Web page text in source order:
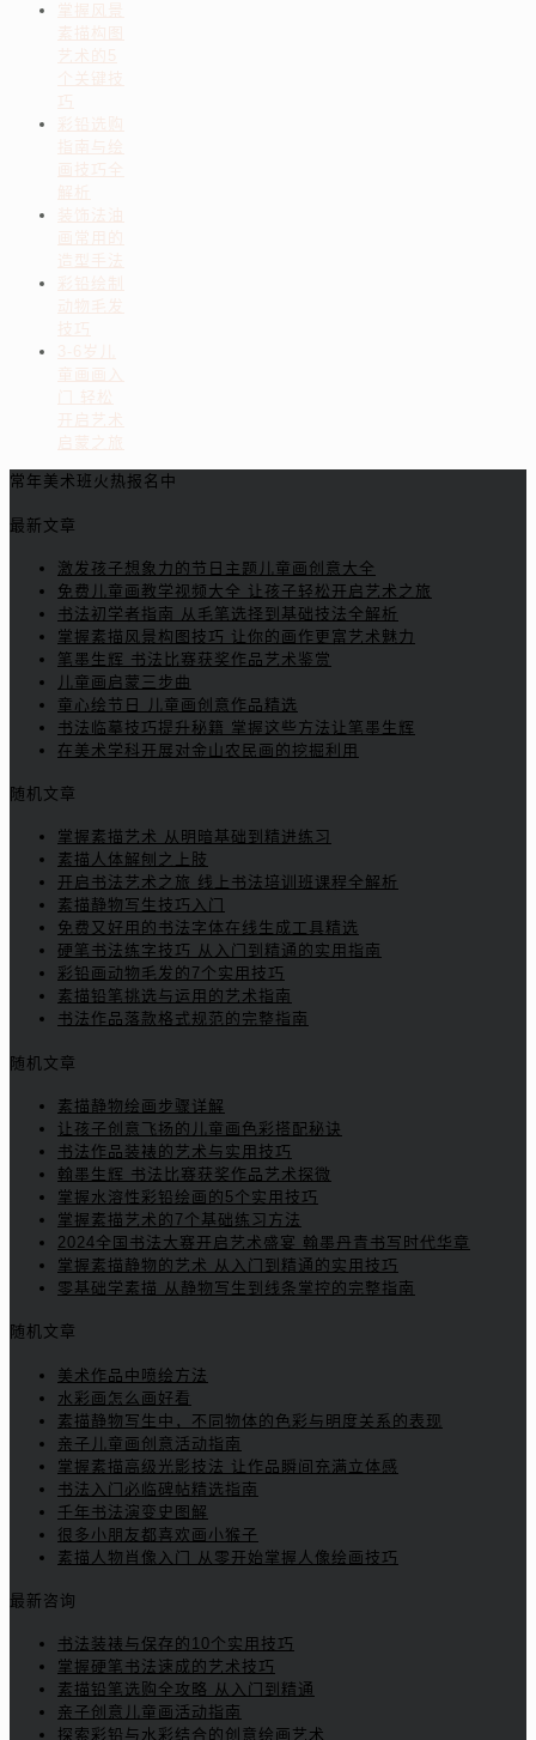
掌握风景
素描构图
艺术的5
个关键技
巧
彩铅选购
指南与绘
画技巧全
解析
装饰法油
画常用的
造型手法
彩铅绘制
动物毛发
技巧
3-6岁儿
童画画入
门 轻松
开启艺术
启蒙之旅
常年美术班火热报名中
最新文章
激发孩子想象力的节日主题儿童画创意大全
免费儿童画教学视频大全 让孩子轻松开启艺术之旅
书法初学者指南 从毛笔选择到基础技法全解析
掌握素描风景构图技巧 让你的画作更富艺术魅力
笔墨生辉 书法比赛获奖作品艺术鉴赏
儿童画启蒙三步曲
童心绘节日 儿童画创意作品精选
书法临摹技巧提升秘籍 掌握这些方法让笔墨生辉
在美术学科开展对金山农民画的挖掘利用
随机文章
掌握素描艺术 从明暗基础到精进练习
素描人体解刨之上肢
开启书法艺术之旅 线上书法培训班课程全解析
素描静物写生技巧入门
免费又好用的书法字体在线生成工具精选
硬笔书法练字技巧 从入门到精通的实用指南
彩铅画动物毛发的7个实用技巧
素描铅笔挑选与运用的艺术指南
书法作品落款格式规范的完整指南
随机文章
素描静物绘画步骤详解
让孩子创意飞扬的儿童画色彩搭配秘诀
书法作品装裱的艺术与实用技巧
翰墨生辉 书法比赛获奖作品艺术探微
掌握水溶性彩铅绘画的5个实用技巧
掌握素描艺术的7个基础练习方法
2024全国书法大赛开启艺术盛宴 翰墨丹青书写时代华章
掌握素描静物的艺术 从入门到精通的实用技巧
零基础学素描 从静物写生到线条掌控的完整指南
随机文章
美术作品中喷绘方法
水彩画怎么画好看
素描静物写生中，不同物体的色彩与明度关系的表现
亲子儿童画创意活动指南
掌握素描高级光影技法 让作品瞬间充满立体感
书法入门必临碑帖精选指南
千年书法演变史图解
很多小朋友都喜欢画小猴子
素描人物肖像入门 从零开始掌握人像绘画技巧
最新咨询
书法装裱与保存的10个实用技巧
掌握硬笔书法速成的艺术技巧
素描铅笔选购全攻略 从入门到精通
亲子创意儿童画活动指南
探索彩铅与水彩结合的创意绘画艺术